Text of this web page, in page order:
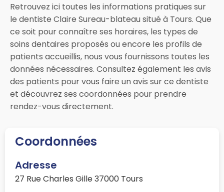
Retrouvez ici toutes les informations pratiques sur
le dentiste Claire Sureau-blateau situé à Tours. Que
ce soit pour connaître ses horaires, les types de
soins dentaires proposés ou encore les profils de
patients accueillis, nous vous fournissons toutes les
données nécessaires. Consultez également les avis
des patients pour vous faire un avis sur ce dentiste
et découvrez ses coordonnées pour prendre
rendez-vous directement.
Coordonnées
Adresse
27 Rue Charles Gille 37000 Tours